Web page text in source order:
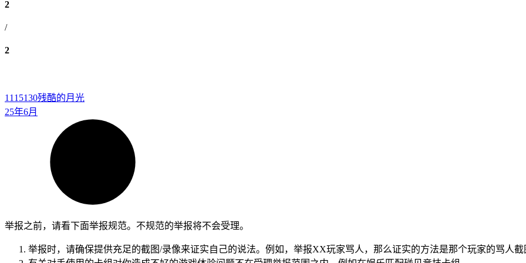
2
/
2
1115130残酷的月光
25年6月
举报之前，请看下面举报规范。不规范的举报将不会受理。
举报时，请确保提供充足的截图/录像来证实自己的说法。例如，举报XX玩家骂人，那么证实的方法是那个玩家的骂人截